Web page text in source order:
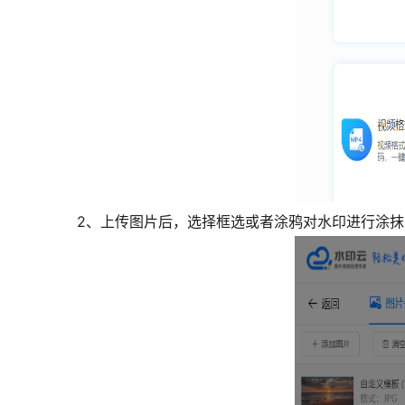
2、上传图片后，选择框选或者涂鸦对水印进行涂